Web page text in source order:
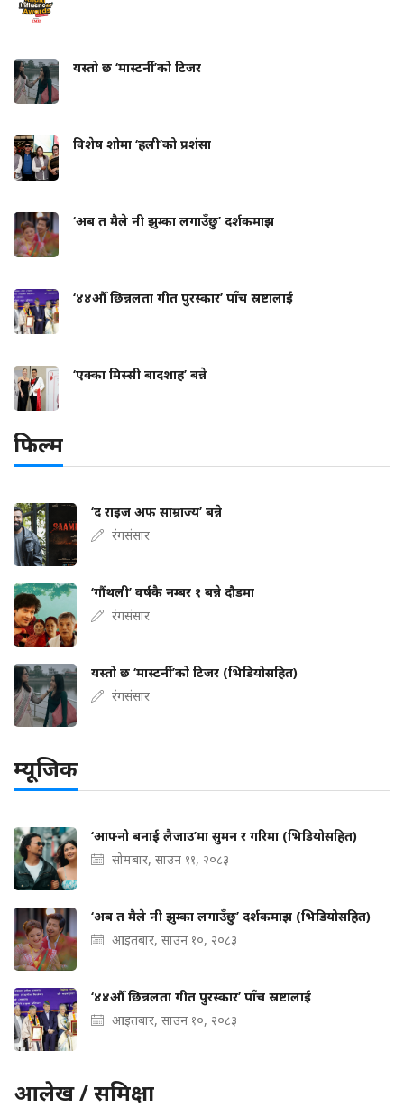
यस्तो छ ‘मास्टर्नी’को टिजर
विशेष शोमा ‘हली’को प्रशंसा
‘अब त मैले नी झुम्का लगाउँछु’ दर्शकमाझ
‘४४औँ छिन्नलता गीत पुरस्कार’ पाँच स्रष्टालाई
‘एक्का मिस्सी बादशाह’ बन्ने
फिल्म
‘द राइज अफ साम्राज्य’ बन्ने
रंगसंसार
‘गौंथली’ वर्षकै नम्बर १ बन्ने दौडमा
रंगसंसार
यस्तो छ ‘मास्टर्नी’को टिजर (भिडियोसहित)
रंगसंसार
म्यूजिक
‘आफ्नो बनाई लैजाउ’मा सुमन र गरिमा (भिडियोसहित)
सोमबार, साउन ११, २०८३
‘अब त मैले नी झुम्का लगाउँछु’ दर्शकमाझ (भिडियोसहित)
आइतबार, साउन १०, २०८३
‘४४औँ छिन्नलता गीत पुरस्कार’ पाँच स्रष्टालाई
आइतबार, साउन १०, २०८३
आलेख / समिक्षा